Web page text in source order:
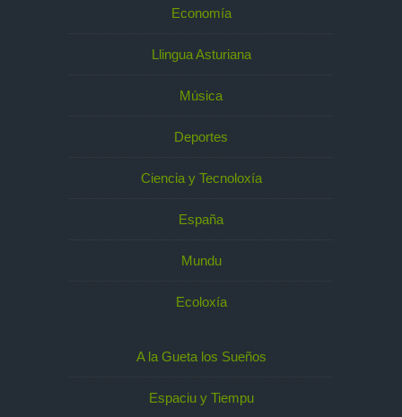
Economía
Llingua Asturiana
Música
Deportes
Ciencia y Tecnoloxía
España
Mundu
Ecoloxía
A la Gueta los Sueños
Espaciu y Tiempu